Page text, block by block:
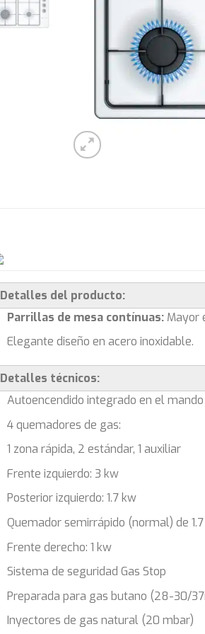
Detalles del producto:
Parrillas de mesa contínuas: Mayor
Elegante diseño en acero inoxidable.
Detalles técnicos:
Autoencendido integrado en el mando
4 quemadores de gas:
1 zona rápida, 2 estándar, 1 auxiliar
Frente izquierdo: 3 kw
Posterior izquierdo: 1.7 kw
Quemador semirrápido (normal) de
Frente derecho: 1 kw
Sistema de seguridad Gas Stop
Preparada para gas butano (28-30/
Inyectores de gas natural (20 mbar)